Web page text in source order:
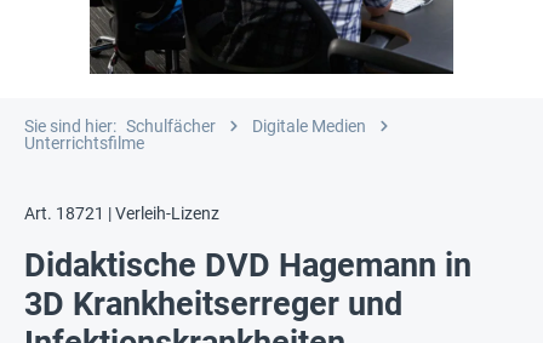
Sie sind hier: Schulfächer
Digitale Medien
Unterrichtsfilme
Art. 18721 | Verleih-Lizenz
Didaktische DVD Hagemann in
3D Krankheitserreger und